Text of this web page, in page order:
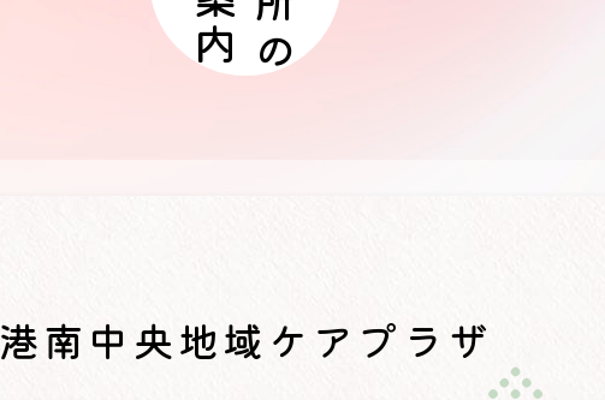
港南中央地域ケアプラザ